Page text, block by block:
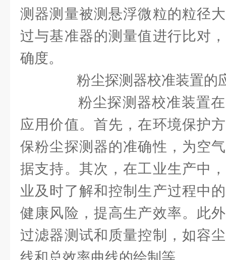
测器测量被测悬浮微粒的粒径
过与基准器的测量值进行比对
确度。
粉尘探测器校准装置的
粉尘探测器校准装置在
应用价值。首先，在环境保护
保粉尘探测器的准确性，为空
据支持。其次，在工业生产中
业及时了解和控制生产过程中
健康风险，提高生产效率。此
过滤器测试和质量控制，如容